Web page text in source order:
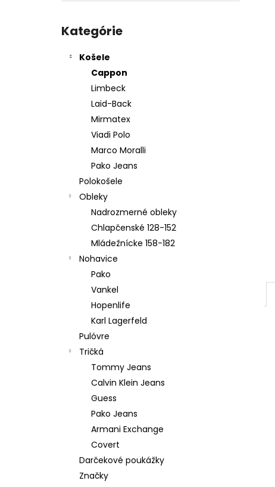
kategórie
Kategórie
Košele
Cappon
Limbeck
Laid-Back
Mirmatex
Viadi Polo
Marco Moralli
Pako Jeans
Polokošele
Obleky
Nadrozmerné obleky
Chlapčenské 128-152
Mládežnícke 158-182
Nohavice
Pako
Vankel
Hopenlife
Karl Lagerfeld
Pulóvre
Tričká
Tommy Jeans
Calvin Klein Jeans
Guess
Pako Jeans
Armani Exchange
Covert
Darčekové poukážky
Značky
PÁNSKY OBLEK TIM 2025